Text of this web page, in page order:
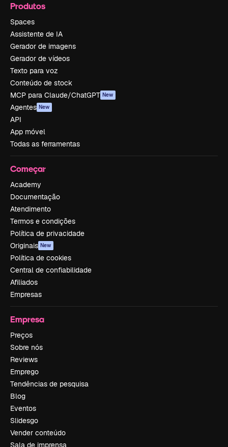
Produtos
Spaces
Assistente de IA
Gerador de imagens
Gerador de vídeos
Texto para voz
Conteúdo de stock
MCP para Claude/ChatGPT New
Agentes New
API
App móvel
Todas as ferramentas
Começar
Academy
Documentação
Atendimento
Termos e condições
Política de privacidade
Originais New
Política de cookies
Central de confiabilidade
Afiliados
Empresas
Empresa
Preços
Sobre nós
Reviews
Emprego
Tendências de pesquisa
Blog
Eventos
Slidesgo
Vender conteúdo
Sala de imprensa